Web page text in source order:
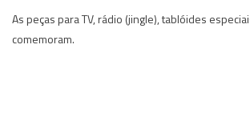
As peças para TV, rádio (jingle), tablóides
comemoram.